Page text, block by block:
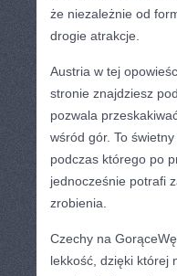
że niezależnie od
drogie atrakcje.
Austria w tej
stronie znajdziesz
pozwala
wśród gór. To
podczas którego po
jednocześnie potrafi
zrobienia.
Czechy na
lekkość, dzięki której